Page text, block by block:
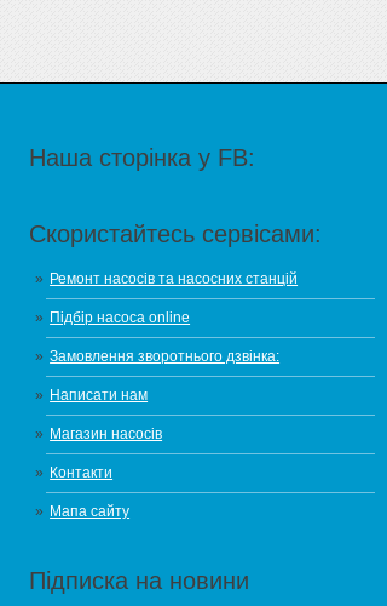
Наша сторінка у FB:
Скористайтесь сервісами:
Ремонт насосів та насосних станцій
Підбір насоса online
Замовлення зворотнього дзвінка:
Написати нам
Магазин насосів
Контакти
Мапа сайту
Підписка на новини